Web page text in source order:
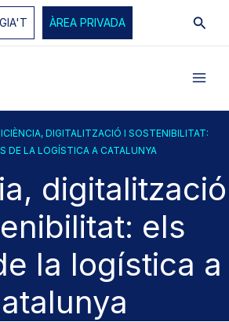
ÀREA PRIVADA
DIGITALITZACIÓ I SOSTENIBILITAT:
DE LA LOGÍSTICA A CATALUNYA
digitalització
els
la logística a